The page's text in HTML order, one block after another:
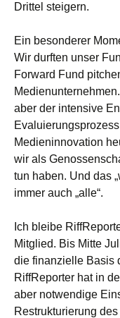
Drittel steigern.
Ein besonderer
Wir durften unser
Forward Fund
aber der intensive
Medieninnovation
wir als
tun haben. Und das
immer auch „alle“.
Ich bleibe
Mitglied. Bis Mitte
die finanzielle Basis
RiffReporter hat in
aber notwendige
Restrukturierung